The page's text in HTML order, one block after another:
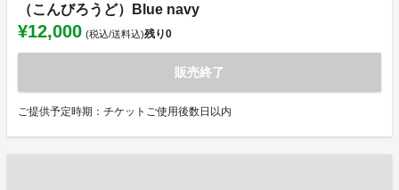
（こんびろうど）Blue navy
¥12,000 (税込/送料込)残り0
販売終了
ご提供予定時期：チケットご使用後数日以内